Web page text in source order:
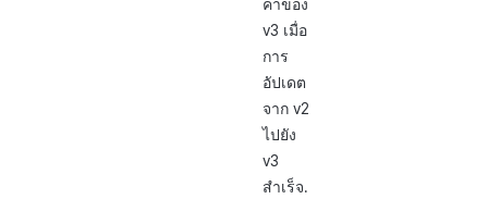
ค่าของ
v3 เมื่อ
การ
อัปเดต
จาก v2
ไปยัง
v3
สำเร็จ.